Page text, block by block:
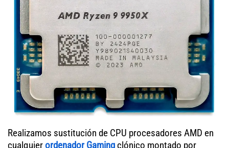
Realizamos sustitución de CPU procesadores AMD en
cualquierordenador Gaming clónico montado por